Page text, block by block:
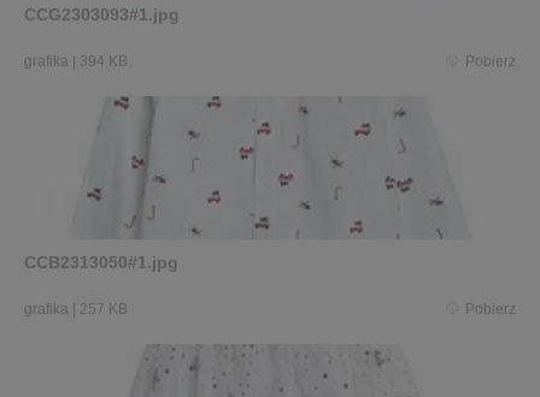
CCG2303093#1.jpg
grafika 394 KB Pobierz
CCB2313050#1.jpg
grafika 257 KB Pobierz